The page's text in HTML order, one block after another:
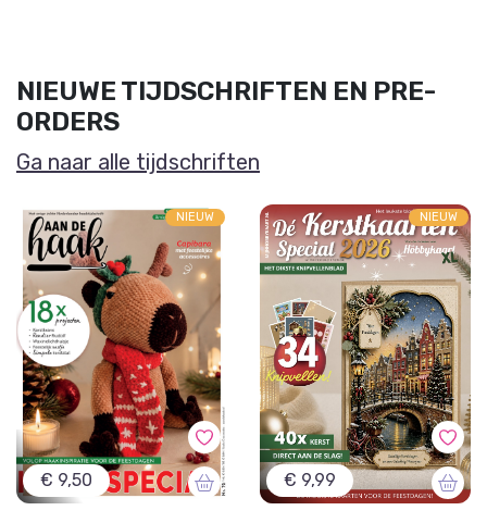
NIEUWE TIJDSCHRIFTEN EN PRE-
ORDERS
Ga naar alle tijdschriften
NIEUW
€ 9,50
NIEUW
€ 9,99